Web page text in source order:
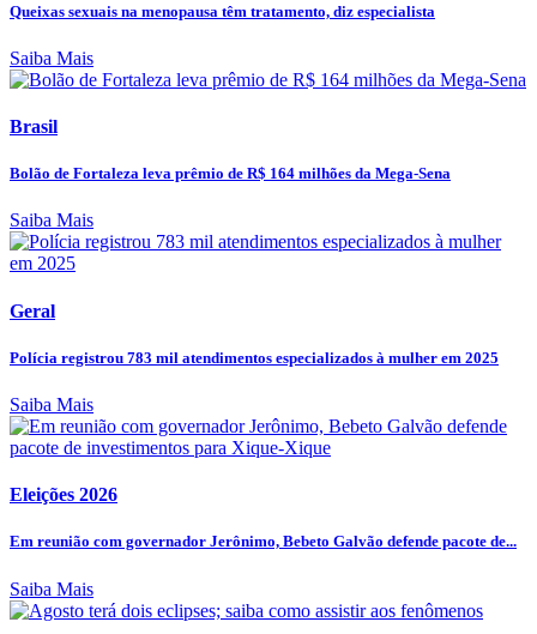
Queixas sexuais na menopausa têm tratamento, diz especialista
Saiba Mais
Brasil
Bolão de Fortaleza leva prêmio de R$ 164 milhões da Mega-Sena
Saiba Mais
Geral
Polícia registrou 783 mil atendimentos especializados à mulher em 2025
Saiba Mais
Eleições 2026
Em reunião com governador Jerônimo, Bebeto Galvão defende pacote de...
Saiba Mais